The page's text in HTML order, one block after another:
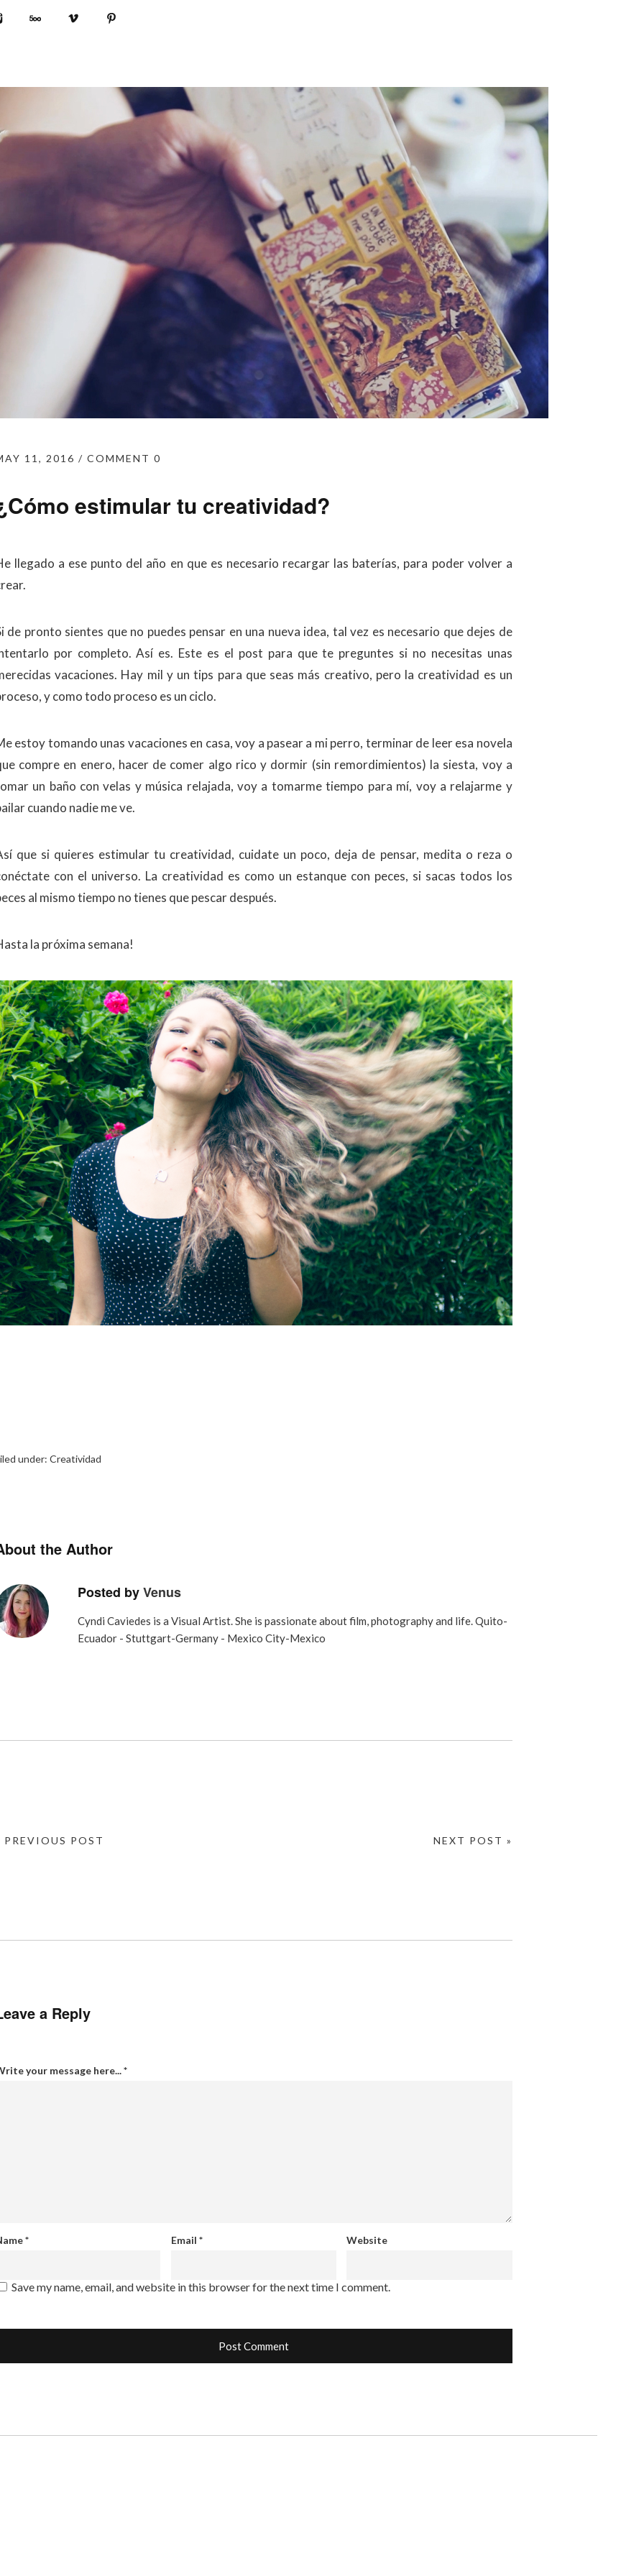
11, 2016 COMMENT 0
estimular tu creatividad?
llegado a ese punto del año en que es necesario recargar las baterías, para poder volver a
de pronto sientes que no puedes pensar en una nueva idea, tal vez es necesario que dejes de
por completo. Así es. Este es el post para que te preguntes si no necesitas unas
vacaciones. Hay mil y un tips para que seas más creativo, pero la creatividad es un
y como todo proceso es un ciclo.
estoy tomando unas vacaciones en casa, voy a pasear a mi perro, terminar de leer esa novela
compre en enero, hacer de comer algo rico y dormir (sin remordimientos) la siesta, voy a
un baño con velas y música relajada, voy a tomarme tiempo para mí, voy a relajarme y
cuando nadie me ve.
que si quieres estimular tu creatividad, cuidate un poco, deja de pensar, medita o reza o
con el universo. La creatividad es como un estanque con peces, si sacas todos los
al mismo tiempo no tienes que pescar después.
la próxima semana!
under: Creatividad
the Author
Posted byVenus
Cyndi Caviedes is a Visual Artist. She is passionate about film, photography and life. Quito-
Ecuador - Stuttgart-Germany - Mexico City-Mexico
NEXT POST »
PREVIOUS POST
a Reply
your message here...*
* Email * Website
Save my name, email, and website in this browser for the next time I comment.